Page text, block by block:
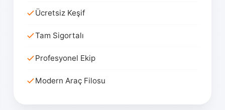
Ücretsiz Keşif
Tam Sigortalı
Profesyonel Ekip
Modern Araç Filosu